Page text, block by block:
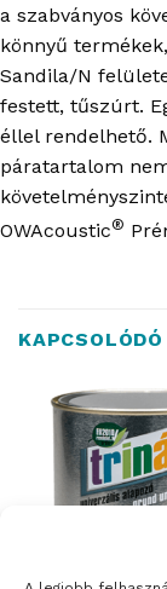
a szabványos
könnyű
Sandila/N
festett, tűszúrt.
éllel rendelhető.
páratartalom
OWAcoustic®